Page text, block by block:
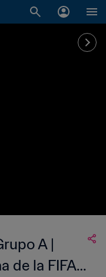
A |
de la FIFA